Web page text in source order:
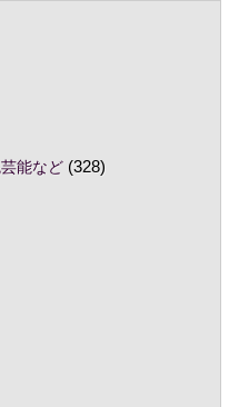
能など(328)